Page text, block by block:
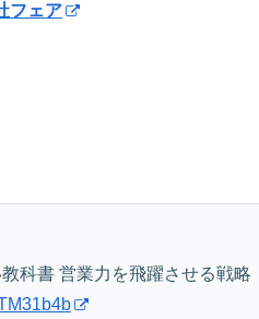
フェア
科書 営業力を飛躍させる戦略